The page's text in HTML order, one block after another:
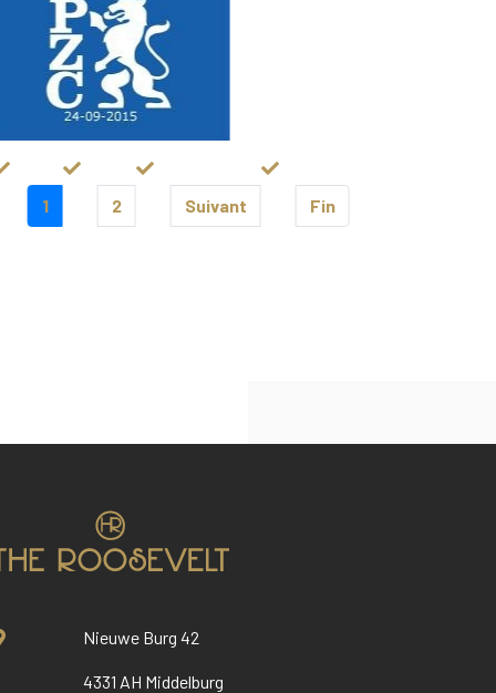
1 2 Suivant Fin
Nieuwe Burg 42
4331 AH Middelburg